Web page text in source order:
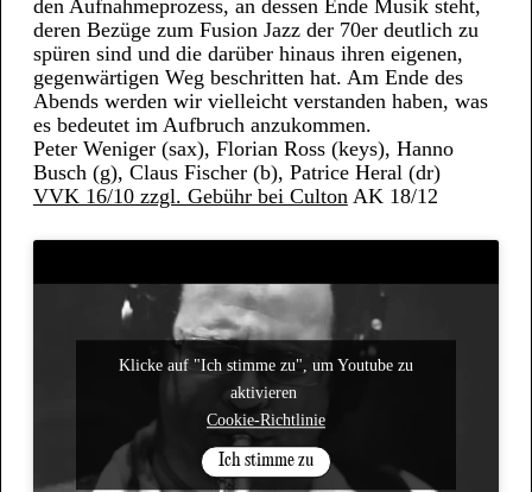
den Aufnahmeprozess, an dessen Ende Musik steht,
deren Bezüge zum Fusion Jazz der 70er deutlich zu
spüren sind und die darüber hinaus ihren eigenen,
gegenwärtigen Weg beschritten hat. Am Ende des
Abends werden wir vielleicht verstanden haben, was
es bedeutet im Aufbruch anzukommen.
Peter Weniger (sax), Florian Ross (keys), Hanno
Busch (g), Claus Fischer (b), Patrice Heral (dr)
VVK 16/10 zzgl. Gebühr bei CultonAK 18/12
Klicke auf "Ich stimme zu", um Youtube zu
aktivieren
Cookie-Richtlinie
Ich stimme zu